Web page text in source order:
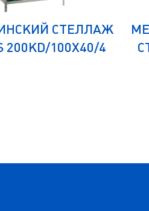
СТЕЛЛАЖ
200KD/100Х40/4